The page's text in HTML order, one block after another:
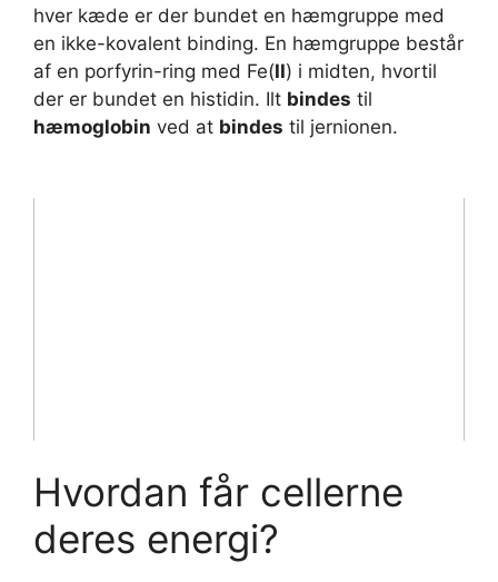
hver kæde er der bundet en hæmgruppe med
en ikke-kovalent binding. En hæmgruppe består
af en porfyrin-ring med Fe(II) i midten, hvortil
der er bundet en histidin. Ilt bindes til
hæmoglobin ved at bindes til jernionen.
Hvordan får cellerne
deres energi?